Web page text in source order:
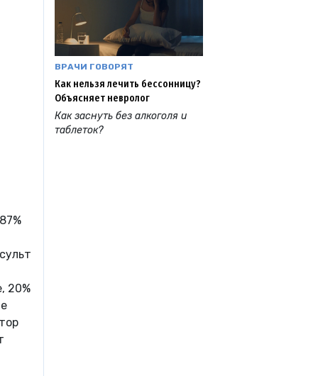
20%
ВРАЧИ ГОВОРЯТ
Как нельзя лечить бессонницу?
Объясняет невролог
Как заснуть без алкоголя и
таблеток?